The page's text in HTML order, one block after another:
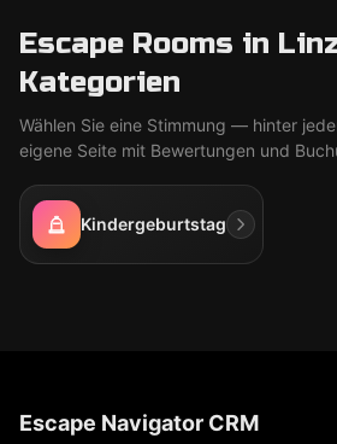
Escape Rooms in
Kategorien
Wählen Sie eine Stimmung — hinter
eigene Seite mit Bewertungen und
Kindergeburtstag
Escape Navigator CRM